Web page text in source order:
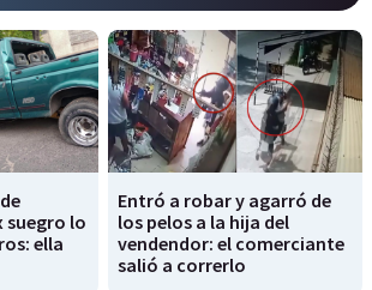
suegro lo
ella
Entró a robar y agarró de
los pelos a la hija del
vendendor: el comerciante
salió a correrlo